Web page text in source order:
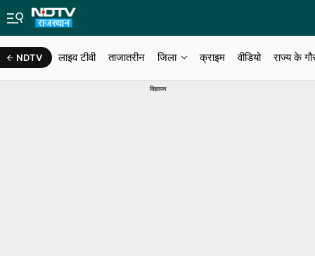
NDTV लाइव टीवी ताजातरीन जिला क्राइम वीडियो राज्‍य के
विज्ञापन